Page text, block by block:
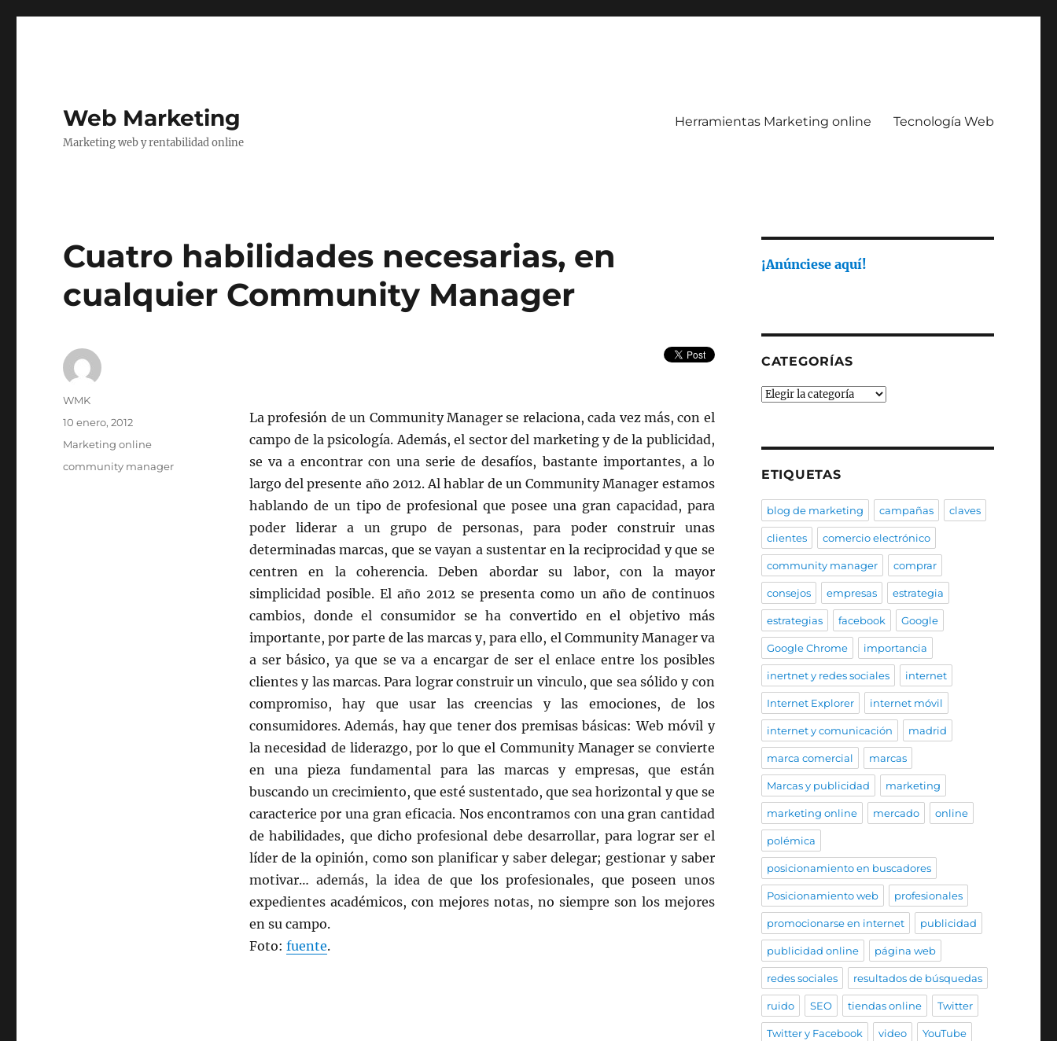
Web Marketing
Marketing web y rentabilidad online
Herramientas Marketing online Tecnología Web
Cuatro habilidades necesarias, en
cualquier Community Manager
La profesión de un Community Manager se relaciona, cada vez más, con el
campo de la psicología. Además, el sector del marketing y de la publicidad,
se va a encontrar con una serie de desafíos, bastante importantes, a lo
largo del presente año 2012. Al hablar de un Community Manager estamos
hablando de un tipo de profesional que posee una gran capacidad, para
poder liderar a un grupo de personas, para poder construir unas
determinadas marcas, que se vayan a sustentar en la reciprocidad y que se
centren en la coherencia. Deben abordar su labor, con la mayor
simplicidad posible. El año 2012 se presenta como un año de continuos
cambios, donde el consumidor se ha convertido en el objetivo más
importante, por parte de las marcas y, para ello, el Community Manager va
a ser básico, ya que se va a encargar de ser el enlace entre los posibles
clientes y las marcas. Para lograr construir un vinculo, que sea sólido y con
compromiso, hay que usar las creencias y las emociones, de los
consumidores. Además, hay que tener dos premisas básicas: Web móvil y
la necesidad de liderazgo, por lo que el Community Manager se convierte
en una pieza fundamental para las marcas y empresas, que están
buscando un crecimiento, que esté sustentado, que sea horizontal y que se
caracterice por una gran eficacia. Nos encontramos con una gran cantidad
de habilidades, que dicho profesional debe desarrollar, para lograr ser el
líder de la opinión, como son planificar y saber delegar; gestionar y saber
motivar… además, la idea de que los profesionales, que poseen unos
expedientes académicos, con mejores notas, no siempre son los mejores
en su campo.
Foto: fuente.
Autor
WMK
Publicado
10 enero, 2012
Categorías
Marketing online
Etiquetas
community manager
¡Anúnciese aquí!
CATEGORÍAS
Categorías
ETIQUETAS
blog de marketing campañas claves
clientes comercio electrónico
community manager comprar
consejos empresas estrategia
estrategias facebook Google
Google Chrome importancia
inertnet y redes sociales internet
Internet Explorer internet móvil
internet y comunicación madrid
marca comercial marcas
Marcas y publicidad marketing
marketing online mercado online
polémica
posicionamiento en buscadores
Posicionamiento web profesionales
promocionarse en internet publicidad
publicidad online página web
redes sociales resultados de búsquedas
ruido SEO tiendas online Twitter
Twitter y Facebook video YouTube